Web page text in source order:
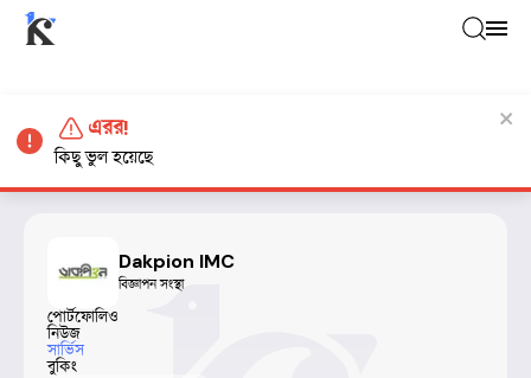
Dakpion IMC
বিজ্ঞাপন সংস্থা
পোর্টফোলিও
নিউজ
সার্ভিস
বুকিং
এরর!
কিছু ভুল হয়েছে